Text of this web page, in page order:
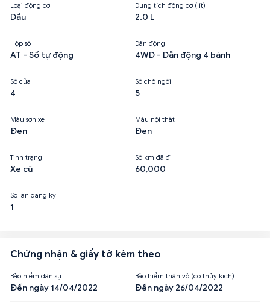
Loại động cơ
Dầu
Dung tích động cơ (lít)
2.0 L
Hộp số
AT - Số tự động
Dẫn động
4WD - Dẫn động 4 bánh
Số cửa
4
Số chỗ ngồi
5
Màu sơn xe
Đen
Màu nội thất
Đen
Tình trạng
Xe cũ
Số km đã đi
60,000
Số lần đăng ký
1
Chứng nhận & giấy tờ kèm theo
Bảo hiểm dân sự
Đến ngày 14/04/2022
Bảo hiểm thân vỏ (có thủy kích)
Đến ngày 26/04/2022